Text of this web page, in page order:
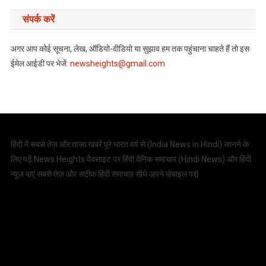
संपर्क करें
अगर आप कोई सूचना, लेख, ऑडियो-वीडियो या सुझाव हम तक पहुंचाना चाहते हैं तो इस
ईमेल आईडी पर भेजें: newsheights@gmail.com
हिंदी में सबसे तेज़ और ताज़ा खबरें पूरे भारत वर्ष से ( India News in Hindi) जानने के
लिए पढ़ें News Heights वेबसाइट पर हिंदी दैनिक समाचार (Hindi News) और हिंदी
न्यूज़ पाएं सबसे तेज़ और सटीक हिंदी समाचार सीधे अपने मोबाइल पर|